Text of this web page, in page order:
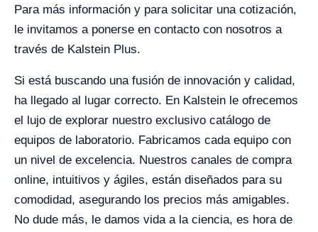
Para más información y para solicitar una cotización,
le invitamos a ponerse en contacto con nosotros a
través de Kalstein Plus.
Si está buscando una fusión de innovación y calidad,
ha llegado al lugar correcto. En Kalstein le ofrecemos
el lujo de explorar nuestro exclusivo catálogo de
equipos de laboratorio. Fabricamos cada equipo con
un nivel de excelencia. Nuestros canales de compra
online, intuitivos y ágiles, están diseñados para su
comodidad, asegurando los precios más amigables.
No dude más, le damos vida a la ciencia, es hora de